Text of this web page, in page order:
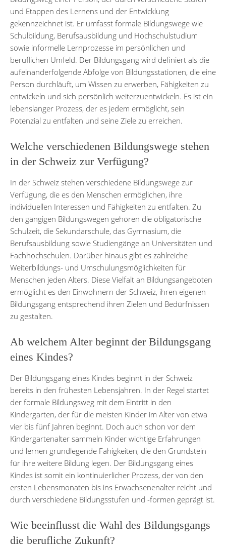
und Etappen des Lernens und der Entwicklung
gekennzeichnet ist. Er umfasst formale Bildungswege wie
Schulbildung, Berufsausbildung und Hochschulstudium
sowie informelle Lernprozesse im persönlichen und
beruflichen Umfeld. Der Bildungsgang wird definiert als die
aufeinanderfolgende Abfolge von Bildungsstationen, die eine
Person durchläuft, um Wissen zu erwerben, Fähigkeiten zu
entwickeln und sich persönlich weiterzuentwickeln. Es ist ein
lebenslanger Prozess, der es jedem ermöglicht, sein
Potenzial zu entfalten und seine Ziele zu erreichen.
Welche verschiedenen Bildungswege stehen
in der Schweiz zur Verfügung?
In der Schweiz stehen verschiedene Bildungswege zur
Verfügung, die es den Menschen ermöglichen, ihre
individuellen Interessen und Fähigkeiten zu entfalten. Zu
den gängigen Bildungswegen gehören die obligatorische
Schulzeit, die Sekundarschule, das Gymnasium, die
Berufsausbildung sowie Studiengänge an Universitäten und
Fachhochschulen. Darüber hinaus gibt es zahlreiche
Weiterbildungs- und Umschulungsmöglichkeiten für
Menschen jeden Alters. Diese Vielfalt an Bildungsangeboten
ermöglicht es den Einwohnern der Schweiz, ihren eigenen
Bildungsgang entsprechend ihren Zielen und Bedürfnissen
zu gestalten.
Ab welchem Alter beginnt der Bildungsgang
eines Kindes?
Der Bildungsgang eines Kindes beginnt in der Schweiz
bereits in den frühesten Lebensjahren. In der Regel startet
der formale Bildungsweg mit dem Eintritt in den
Kindergarten, der für die meisten Kinder im Alter von etwa
vier bis fünf Jahren beginnt. Doch auch schon vor dem
Kindergartenalter sammeln Kinder wichtige Erfahrungen
und lernen grundlegende Fähigkeiten, die den Grundstein
für ihre weitere Bildung legen. Der Bildungsgang eines
Kindes ist somit ein kontinuierlicher Prozess, der von den
ersten Lebensmonaten bis ins Erwachsenenalter reicht und
durch verschiedene Bildungsstufen und -formen geprägt ist.
Wie beeinflusst die Wahl des Bildungsgangs
die berufliche Zukunft?